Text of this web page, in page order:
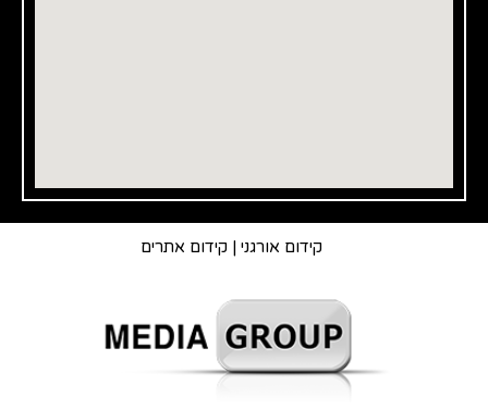
קידום אורגני | קידום אתרים